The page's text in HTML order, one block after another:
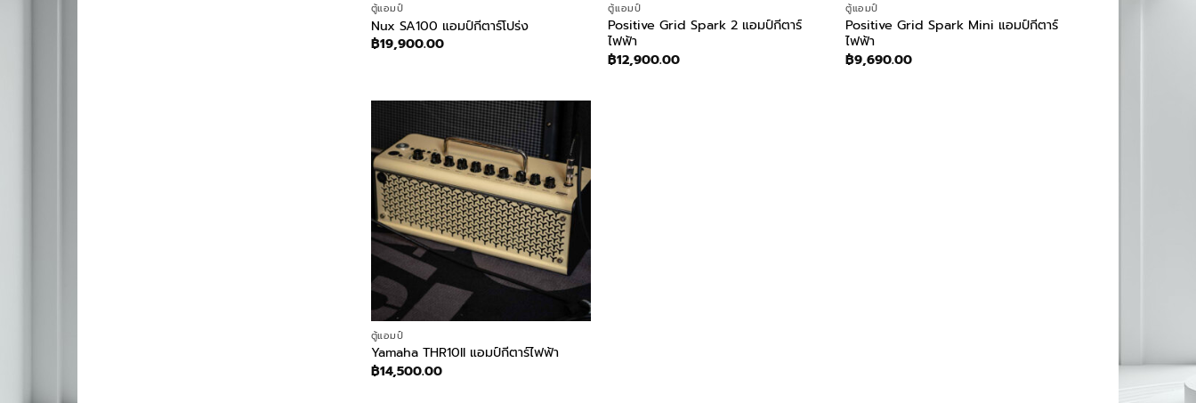
ตู้แอมป์
Nux SA100 แอมป์กีตาร์โปร่ง
฿19,900.00
ตู้แอมป์
Positive Grid Spark 2 แอมป์กีตาร์
ไฟฟ้า
฿12,900.00
ตู้แอมป์
Positive Grid Spark Mini แอมป์กีตาร์
ไฟฟ้า
฿9,690.00
ตู้แอมป์
Yamaha THR10II แอมป์กีตาร์ไฟฟ้า
฿14,500.00